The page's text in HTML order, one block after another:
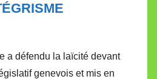
a défendu la laïcité devant
genevois et mis en